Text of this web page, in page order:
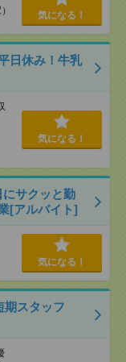
気になる！
日休み！牛乳
気になる！
にサクッと勤
[アルバイト]
気になる！
期スタッフ